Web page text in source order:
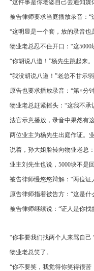
“这件事是你老婆自己去通知
被告律师要求当庭播放录音：
“这明显是一个套，放的录音
物业老总忍不住开口：“这
“你胡说八道！”杨先生跳起来。
“我没胡说八道！”老总不甘示弱
原告也要求播放录音：“第×分
物业老总赶紧摇头：“这我不承
法官示意播放，录音中果然有
两位业主为杨先生出庭作证。
说着，孙大姐脸转向物业老总
业主刘先生也说，5000块不是
被告律师慢悠悠辩解：“两位证
原告律师指着被告方：“这是什
被告律师继续说：“证人是你
“你非要我们找两个人来骂自己
物业老总笑了。
“你不要笑，我觉得你笑得很苦